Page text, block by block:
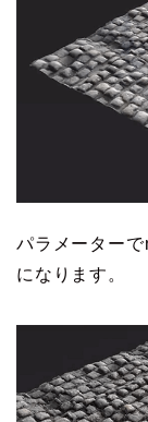
パラメーター
になります。